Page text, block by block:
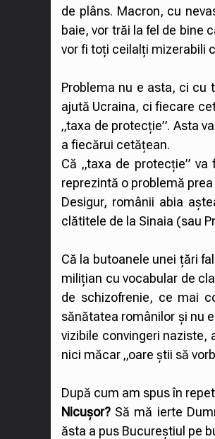
de plâns. Macron, cu
baie, vor trăi la fel de bine
vor fi toți ceilalți mizerabili
Problema nu e asta, ci cu
ajută Ucraina, ci fiecare
„taxa de protecție”. Asta
a fiecărui cetățean.
Că „taxa de protecție”
reprezintă o problemă
Desigur, românii abia
clătitele de la Sinaia (sau
Că la butoanele unei țări
milițian cu vocabular de
de schizofrenie, ce mai
sănătatea românilor și nu
vizibile convingeri naziste,
nici măcar „oare știi să
După cum am spus în
Nicușor? Să mă ierte
ăsta a pus Bucureștiul pe